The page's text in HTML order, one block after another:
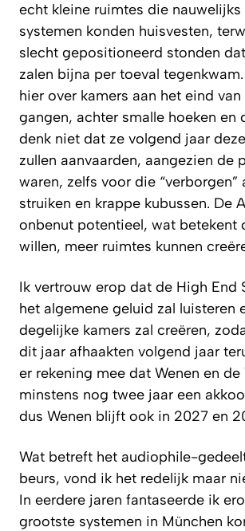
echt kleine ruimtes die nauwelijks
systemen konden huisvesten,
slecht gepositioneerd stonden
zalen bijna per toeval
hier over kamers aan het eind
gangen, achter smalle hoeken en
denk niet dat ze volgend jaar
zullen aanvaarden, aangezien de
waren, zelfs voor die “verborgen”
struiken en krappe kubussen. De
onbenut potentieel, wat betekent
willen, meer ruimtes kunnen
Ik vertrouw erop dat de High End
het algemene geluid zal luisteren
degelijke kamers zal creëren,
dit jaar afhaakten volgend jaar
er rekening mee dat Wenen en de
minstens nog twee jaar een
dus Wenen blijft ook in 2027 en
Wat betreft het audiophile-
beurs, vond ik het redelijk maar
In eerdere jaren fantaseerde ik
grootste systemen in München